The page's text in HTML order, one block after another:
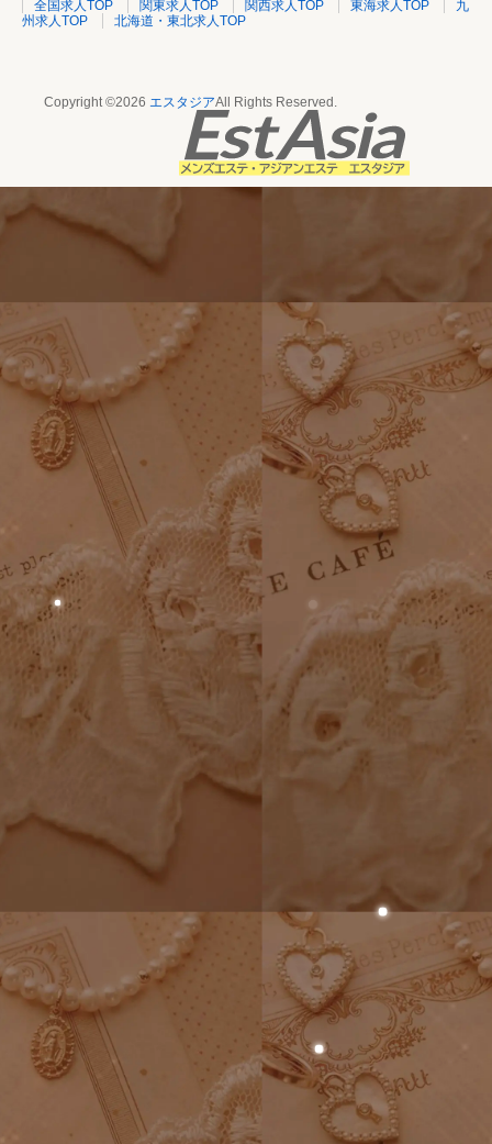
全国求人TOP 関東求人TOP 関西求人TOP 東海求人TOP
九
州求人TOP
北海道・東北求人TOP
Copyright ©2026 エスタジアAll Rights Reserved.